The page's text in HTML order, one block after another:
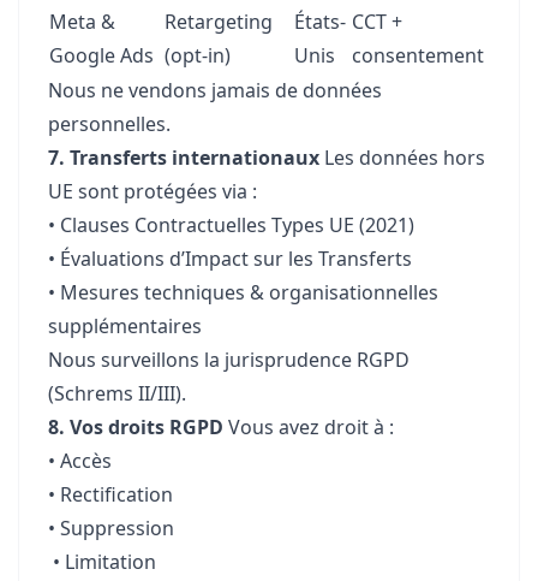
Meta &
Google Ads
Retargeting
(opt-in)
États-
Unis
CCT +
consentement
Nous ne vendons jamais de données
personnelles.
7. Transferts internationaux Les données hors
UE sont protégées via :
• Clauses Contractuelles Types UE (2021)
• Évaluations d’Impact sur les Transferts
• Mesures techniques & organisationnelles
supplémentaires
Nous surveillons la jurisprudence RGPD
(Schrems II/III).
8. Vos droits RGPD Vous avez droit à :
• Accès
• Rectification
• Suppression
• Limitation